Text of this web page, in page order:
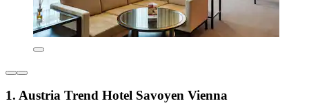
1. Austria Trend Hotel Savoyen Vienna